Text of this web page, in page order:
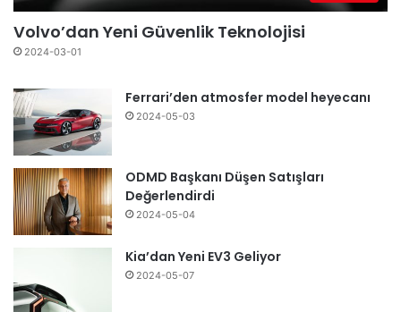
Volvo’dan Yeni Güvenlik Teknolojisi
2024-03-01
Ferrari’den atmosfer model heyecanı
2024-05-03
ODMD Başkanı Düşen Satışları
Değerlendirdi
2024-05-04
Kia’dan Yeni EV3 Geliyor
2024-05-07